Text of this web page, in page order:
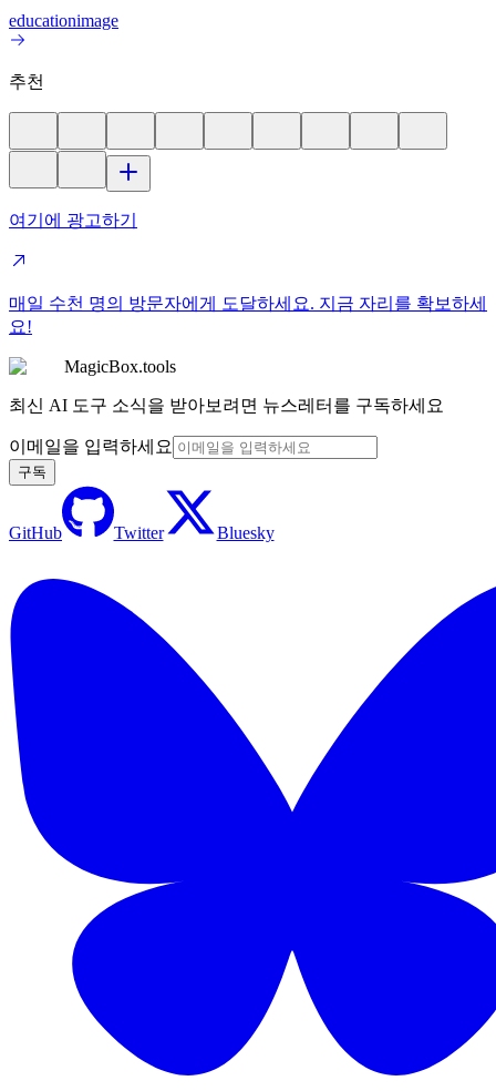
educationimage
추천
여기에 광고하기
매일 수천 명의 방문자에게 도달하세요. 지금 자리를 확보하세
요!
MagicBox.tools
최신 AI 도구 소식을 받아보려면 뉴스레터를 구독하세요
이메일을 입력하세요
구독
GitHub Twitter Bluesky